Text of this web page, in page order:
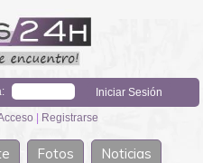
| Registrarse
Fotos
Noticias